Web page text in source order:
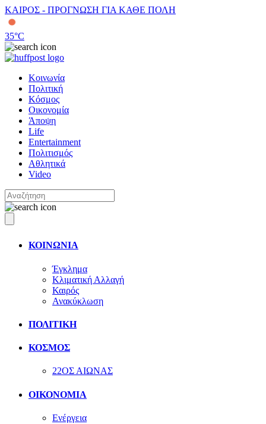
ΚΑΙΡΟΣ - ΠΡΟΓΝΩΣΗ ΓΙΑ ΚΑΘΕ ΠΟΛΗ
35°C
Κοινωνία
Πολιτική
Κόσμος
Οικονομία
Άποψη
Life
Entertainment
Πολιτισμός
Αθλητικά
Video
ΚΟΙΝΩΝΙΑ
Έγκλημα
Κλιματική Αλλαγή
Καιρός
Ανακύκλωση
ΠΟΛΙΤΙΚΗ
ΚΟΣΜΟΣ
22ΟΣ ΑΙΩΝΑΣ
ΟΙΚΟΝΟΜΙΑ
Ενέργεια